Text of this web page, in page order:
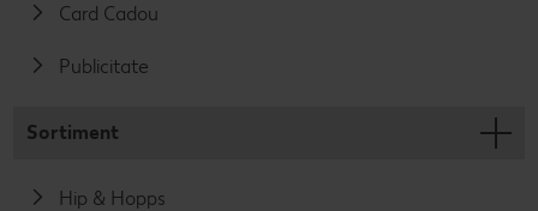
Card Cadou
Publicitate
Sortiment
Hip & Hopps